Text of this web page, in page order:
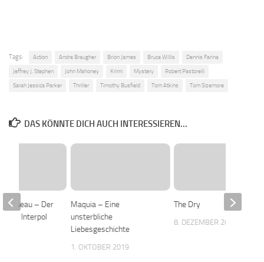
Tags: Action Andre Braugher Brion James Bruce Willis Dennis Farina
Jeffrey J. Stephen John Mahoney Krimi Mystery Robert Pastorelli
Sarah Jessica Parker Thriller Timothy Busfield Tom Atkins Tom Sizemore
DAS KÖNNTE DICH AUCH INTERESSIEREN...
Maquia – Eine
unsterbliche
Liebesgeschichte
1. OKTOBER 2019
The Dry
8. DEZEMBER 2021
– Der
bei Interpol